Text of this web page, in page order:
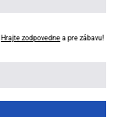
Hrajte zodpovedne a pre zábavu!